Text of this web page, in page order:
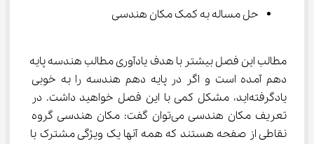
حل مساله به کمک مکان هندسی
مطالب این فصل بیشتر با هدف یادآوری مطالب هندسه پایه
دهم آمده است و اگر در پایه دهم هندسه را به خوبی
یادگرفته‌اید، مشکل کمی با این فصل خواهید داشت. در
تعریف مکان هندسی می‌توان گفت: مکان هندسی گروه
نقاطی از صفحه هستند که همه آنها یک ویژگی مشترک با